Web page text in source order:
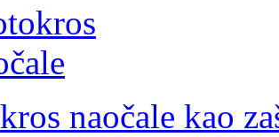
naočale kao